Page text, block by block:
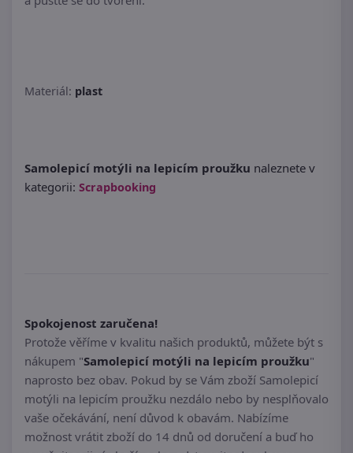
Materiál: plast
Samolepicí motýli na lepicím proužku naleznete v
kategorii: Scrapbooking
Spokojenost zaručena!
Protože věříme v kvalitu našich produktů, můžete být s
nákupem "Samolepicí motýli na lepicím proužku"
naprosto bez obav. Pokud by se Vám zboží Samolepicí
motýli na lepicím proužku nezdálo nebo by nesplňovalo
vaše očekávání, není důvod k obavám. Nabízíme
možnost vrátit zboží do 14 dnů od doručení a buď ho